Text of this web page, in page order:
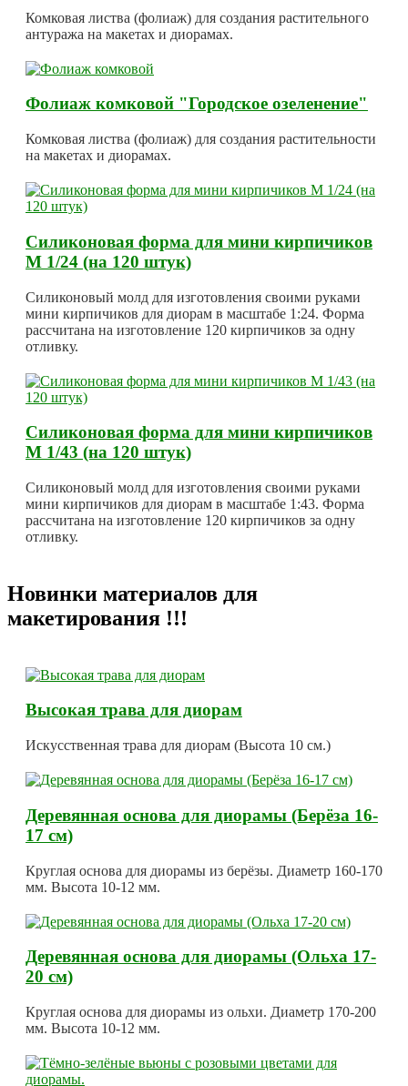
Комковая листва (фолиаж) для создания растительного
антуража на макетах и диорамах.
Фолиаж комковой "Городское озеленение"
Комковая листва (фолиаж) для создания растительности
на макетах и диорамах.
Силиконовая форма для мини кирпичиков
М 1/24 (на 120 штук)
Силиконовый молд для изготовления своими руками
мини кирпичиков для диорам в масштабе 1:24. Форма
рассчитана на изготовление 120 кирпичиков за одну
отливку.
Силиконовая форма для мини кирпичиков
М 1/43 (на 120 штук)
Силиконовый молд для изготовления своими руками
мини кирпичиков для диорам в масштабе 1:43. Форма
рассчитана на изготовление 120 кирпичиков за одну
отливку.
Новинки материалов для
макетирования !!!
Высокая трава для диорам
Искусственная трава для диорам (Высота 10 см.)
Деревянная основа для диорамы (Берёза 16-
17 см)
Круглая основа для диорамы из берёзы. Диаметр 160-170
мм. Высота 10-12 мм.
Деревянная основа для диорамы (Ольха 17-
20 см)
Круглая основа для диорамы из ольхи. Диаметр 170-200
мм. Высота 10-12 мм.